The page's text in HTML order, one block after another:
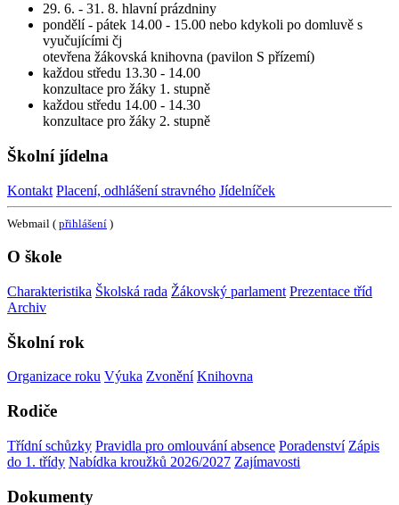
29. 6. - 31. 8. hlavní prázdniny
pondělí - pátek 14.00 - 15.00 nebo kdykoli po domluvě s
vyučujícími čj
otevřena žákovská knihovna (pavilon S přízemí)
každou středu 13.30 - 14.00
konzultace pro žáky 1. stupně
každou středu 14.00 - 14.30
konzultace pro žáky 2. stupně
Školní jídelna
Kontakt Placení, odhlášení stravného Jídelníček
Webmail ( přihlášení )
O škole
Charakteristika Školská rada Žákovský parlament Prezentace tříd
Archiv
Školní rok
Organizace roku Výuka Zvonění Knihovna
Rodiče
Třídní schůzky Pravidla pro omlouvání absence Poradenství Zápis
do 1. třídy Nabídka kroužků 2026/2027 Zajímavosti
Dokumenty